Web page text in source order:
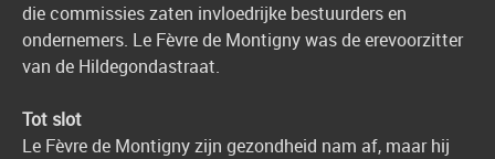
die commissies zaten invloedrijke bestuurders en
ondernemers. Le Fèvre de Montigny was de erevoorzitter
van de Hildegondastraat.
Tot slot
Le Fèvre de Montigny zijn gezondheid nam af, maar hij